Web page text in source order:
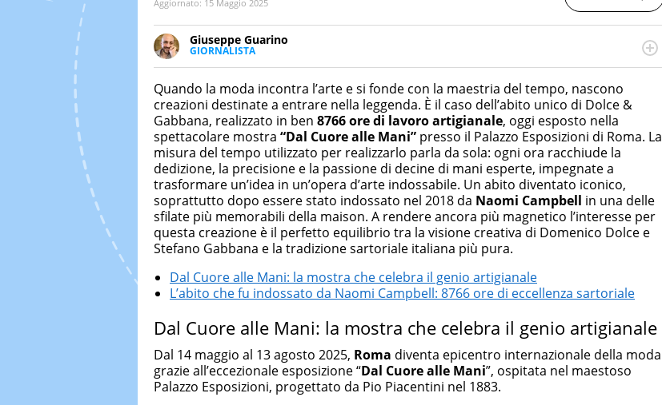
Aggiornato: 15 Maggio 2025
Giuseppe Guarino
GIORNALISTA
Ph(D) in Diritto Comparato e processi di integrazione e attivo nel campo della ricerca, in
particolare sulla Storia contemporanea di America Latina e Spagna. Collabora con
numerose testate ed è presidente dell'Associazione Culturale "La Biblioteca del Sannio".
Quando la moda incontra l’arte e si fonde con la maestria del tempo, nascono
creazioni destinate a entrare nella leggenda. È il caso dell’abito unico di Dolce &
Gabbana, realizzato in ben 8766 ore di lavoro artigianale, oggi esposto nella
spettacolare mostra “Dal Cuore alle Mani” presso il Palazzo Esposizioni di Roma. La
misura del tempo utilizzato per realizzarlo parla da sola: ogni ora racchiude la
dedizione, la precisione e la passione di decine di mani esperte, impegnate a
trasformare un’idea in un’opera d’arte indossabile. Un abito diventato iconico,
soprattutto dopo essere stato indossato nel 2018 da Naomi Campbell in una delle
sfilate più memorabili della maison. A rendere ancora più magnetico l’interesse per
questa creazione è il perfetto equilibrio tra la visione creativa di Domenico Dolce e
Stefano Gabbana e la tradizione sartoriale italiana più pura.
Dal Cuore alle Mani: la mostra che celebra il genio artigianale
L’abito che fu indossato da Naomi Campbell: 8766 ore di eccellenza sartoriale
Dal Cuore alle Mani: la mostra che celebra il genio artigianale
Dal 14 maggio al 13 agosto 2025, Roma diventa epicentro internazionale della moda
grazie all’eccezionale esposizione “Dal Cuore alle Mani”, ospitata nel maestoso
Palazzo Esposizioni, progettato da Pio Piacentini nel 1883.